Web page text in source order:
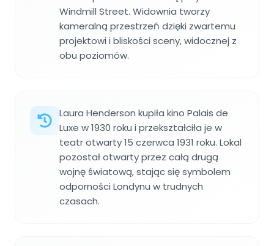
Windmill Street. Widownia tworzy
kameralną przestrzeń dzięki zwartemu
projektowi i bliskości sceny, widocznej z
obu poziomów.
Laura Henderson kupiła kino Palais de
Luxe w 1930 roku i przekształciła je w
teatr otwarty 15 czerwca 1931 roku. Lokal
pozostał otwarty przez całą drugą
wojnę światową, stając się symbolem
odporności Londynu w trudnych
czasach.